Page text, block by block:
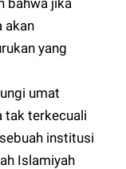
bahwa jika
akan
yang
umat
tak terkecuali
institusi
Islamiyah